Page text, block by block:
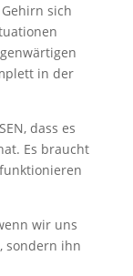
sich
in der
dass es
Es braucht
wir uns
sondern ihn